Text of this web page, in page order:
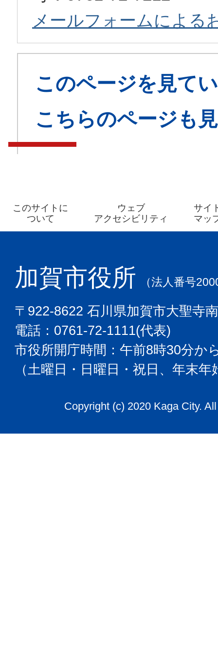
メールフォームによる
このページを見て
こちらのページも
このサイトに
ついて
ウェブ
アクセシビリティ
サイ
マッ
加賀市役所 （法人番号
〒922-8622 石川県加賀市大聖寺
電話：0761-72-1111(代表)
市役所開庁時間：午前8時30分か
（土曜日・日曜日・祝日、年末
Copyright (c) 2020 Kaga City.